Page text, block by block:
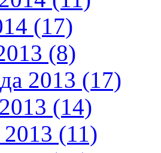
(17)
(8)
2013 (17)
(14)
2013 (11)